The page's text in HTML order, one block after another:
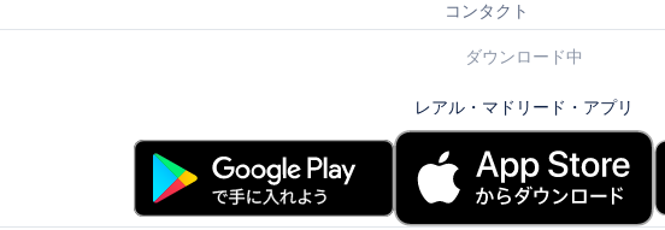
コンタクト
ダウンロード中
レアル・マドリード・アプリ